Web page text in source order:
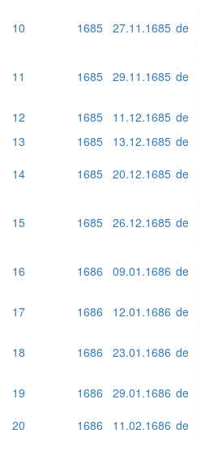
10 1685 27.11.1685 de
11 1685 29.11.1685 de
12 1685 11.12.1685 de
13
1685 13.12.1685 de
14
1685 20.12.1685 de
15 1685 26.12.1685 de
16 1686 09.01.1686 de
17 1686 12.01.1686 de
18 1686 23.01.1686 de
19 1686 29.01.1686 de
20
1686 11.02.1686 de